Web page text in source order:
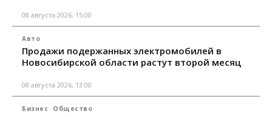
08 августа 2026, 15:00
Авто
Продажи подержанных электромобилей в
Новосибирской области растут второй месяц
08 августа 2026, 13:00
Бизнес Общество